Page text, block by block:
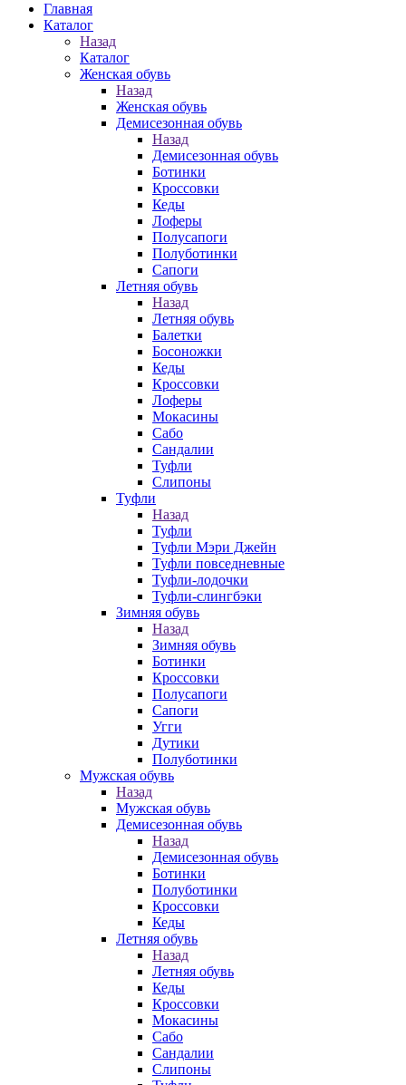
Главная
Каталог
Назад
Каталог
Женская обувь
Назад
Женская обувь
Демисезонная обувь
Назад
Демисезонная обувь
Ботинки
Кроссовки
Кеды
Лоферы
Полусапоги
Полуботинки
Сапоги
Летняя обувь
Назад
Летняя обувь
Балетки
Босоножки
Кеды
Кроссовки
Лоферы
Мокасины
Сабо
Сандалии
Туфли
Слипоны
Туфли
Назад
Туфли
Туфли Мэри Джейн
Туфли повседневные
Туфли-лодочки
Туфли-слингбэки
Зимняя обувь
Назад
Зимняя обувь
Ботинки
Кроссовки
Полусапоги
Сапоги
Угги
Дутики
Полуботинки
Мужская обувь
Назад
Мужская обувь
Демисезонная обувь
Назад
Демисезонная обувь
Ботинки
Полуботинки
Кроссовки
Кеды
Летняя обувь
Назад
Летняя обувь
Кеды
Кроссовки
Мокасины
Сабо
Сандалии
Слипоны